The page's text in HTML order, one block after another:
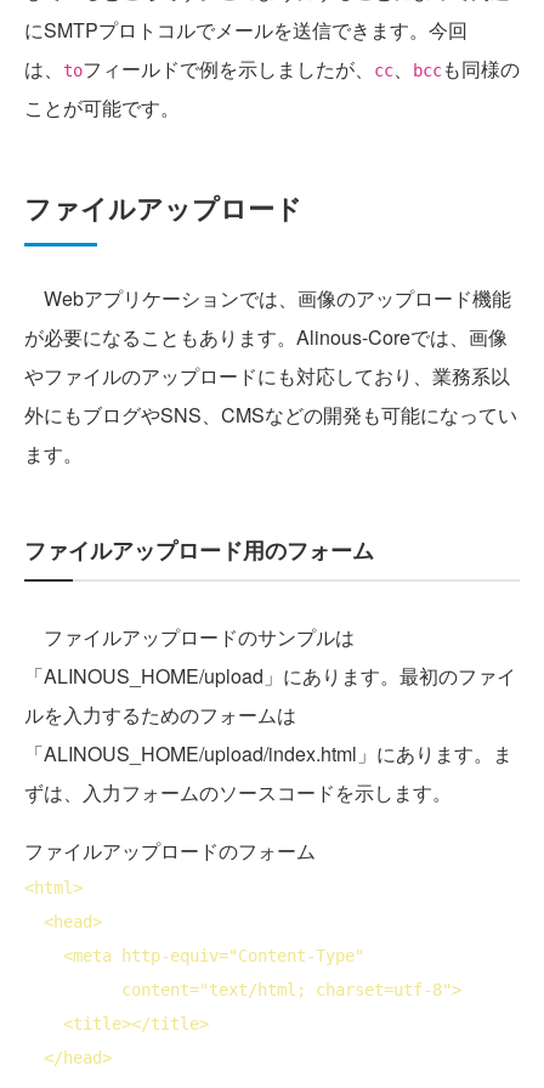
にSMTPプロトコルでメールを送信できます。今回
は、
toフィールドで例を示しましたが、 cc、 bccも同様の
ことが可能です。
ファイルアップロード
Webアプリケーションでは、画像のアップロード機能
が必要になることもあります。Alinous-Coreでは、画像
やファイルのアップロードにも対応しており、業務系以
外にもブログやSNS、CMSなどの開発も可能になってい
ます。
ファイルアップロード用のフォーム
ファイルアップロードのサンプルは
「ALINOUS_HOME/upload」にあります。最初のファイ
ルを入力するためのフォームは
「ALINOUS_HOME/upload/index.html」にあります。ま
ずは、入力フォームのソースコードを示します。
ファイルアップロードのフォーム
<html>
<head>
<meta http-equiv="Content-Type"
content="text/html; charset=utf-8">
<title></title>
</head>